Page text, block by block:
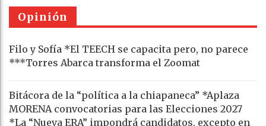
Opinión
Filo y Sofía *El TEECH se capacita pero, no parece
***Torres Abarca transforma el Zoomat
Bitácora de la “política a la chiapaneca” *Aplaza
MORENA convocatorias para las Elecciones 2027
*La “Nueva ERA” impondrá candidatos, excepto en